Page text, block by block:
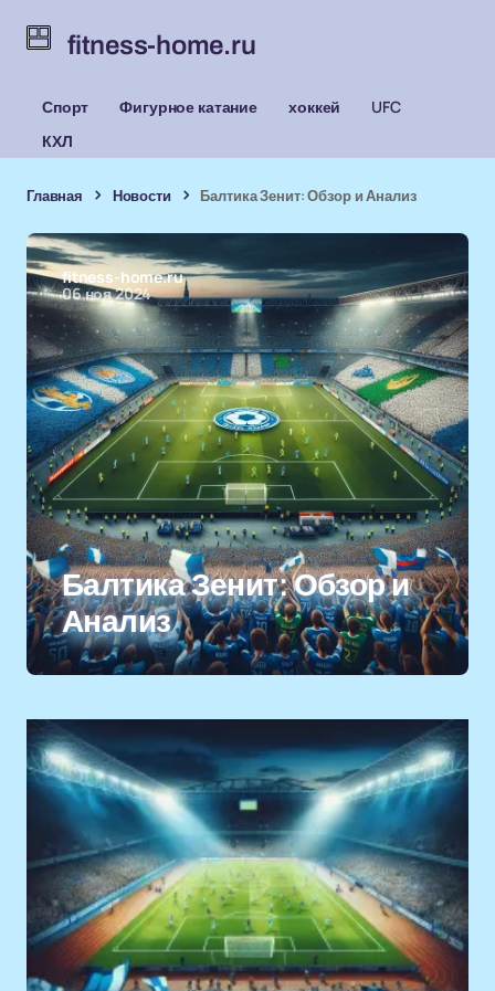
fitness-home.ru
Спорт Фигурное катание хоккей
UFC
КХЛ
Главная Новости Балтика Зенит: Обзор и Анализ
fitness-home.ru
06 ноя 2024
Балтика Зенит: Обзор и
Анализ